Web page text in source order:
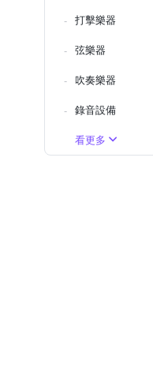
打擊樂器
弦樂器
吹奏樂器
錄音設備
看更多